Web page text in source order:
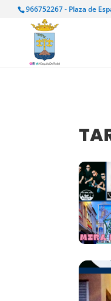
966752267 - Plaza de